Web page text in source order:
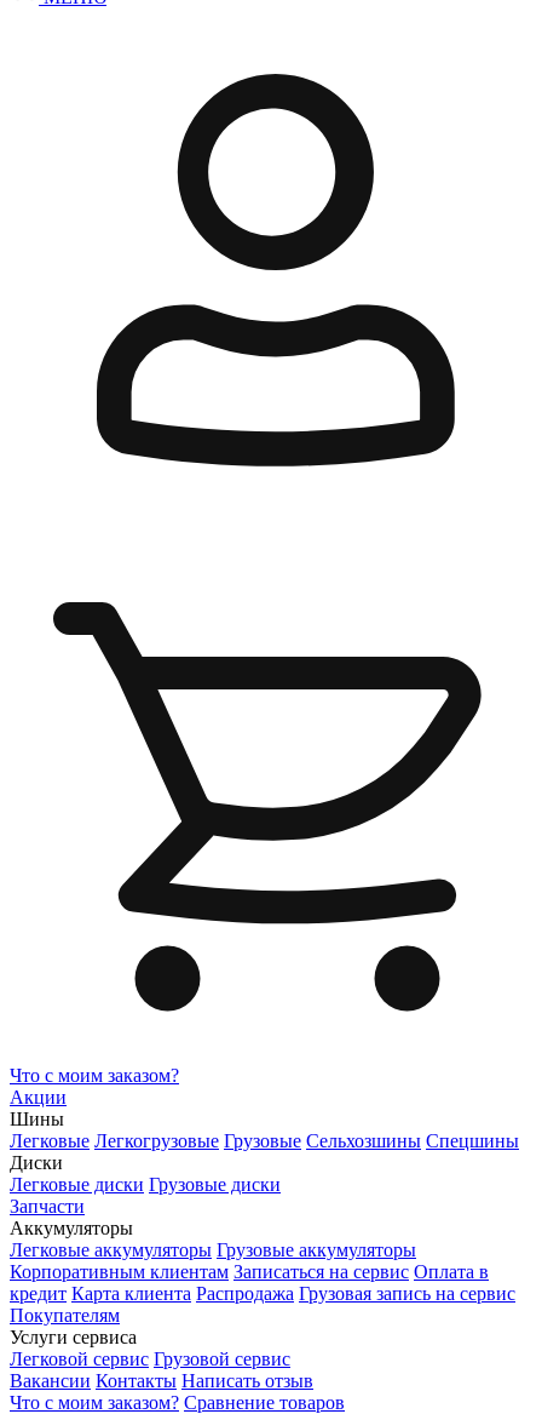
Что с моим заказом?
Акции
Шины
Легковые Легкогрузовые Грузовые Сельхозшины Спецшины
Диски
Легковые диски Грузовые диски
Запчасти
Аккумуляторы
Легковые аккумуляторы Грузовые аккумуляторы
Корпоративным клиентам Записаться на сервис Оплата в
кредит Карта клиента Распродажа Грузовая запись на сервис
Покупателям
Услуги сервиса
Легковой сервис Грузовой сервис
Вакансии Контакты Написать отзыв
Что с моим заказом? Сравнение товаров